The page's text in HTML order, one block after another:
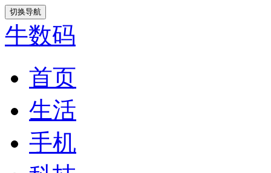
切换导航
牛数码
首页
生活
手机